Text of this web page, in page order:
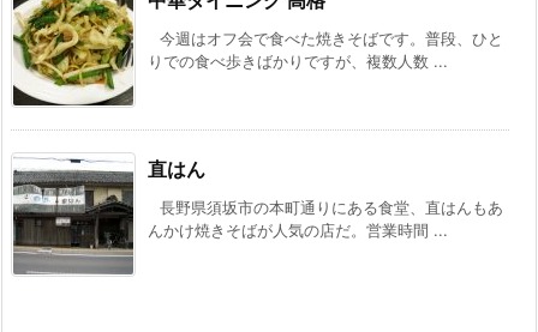
今週はオフ会で食べた焼きそばです。普段、ひと
りでの食べ歩きばかりですが、複数人数 ...
直はん
長野県須坂市の本町通りにある食堂、直はんもあ
んかけ焼きそばが人気の店だ。営業時間 ...